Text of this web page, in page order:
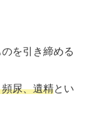
を引き締める
尿、遺精とい